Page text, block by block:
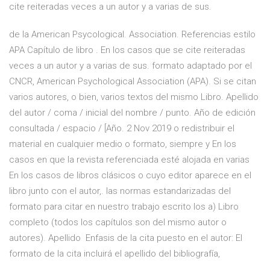
cite reiteradas veces a un autor y a varias de sus.
de la American Psycological. Association. Referencias estilo
APA Capítulo de libro . En los casos que se cite reiteradas
veces a un autor y a varias de sus. formato adaptado por el
CNCR, American Psychological Association (APA). Si se citan
varios autores, o bien, varios textos del mismo Libro. Apellido
del autor / coma / inicial del nombre / punto. Año de edición
consultada / espacio / [Año. 2 Nov 2019 o redistribuir el
material en cualquier medio o formato, siempre y En los
casos en que la revista referenciada esté alojada en varias
En los casos de libros clásicos o cuyo editor aparece en el
libro junto con el autor,. las normas estandarizadas del
formato para citar en nuestro trabajo escrito los a) Libro
completo (todos los capítulos son del mismo autor o
autores). Apellido Enfasis de la cita puesto en el autor: El
formato de la cita incluirá el apellido del bibliografía,